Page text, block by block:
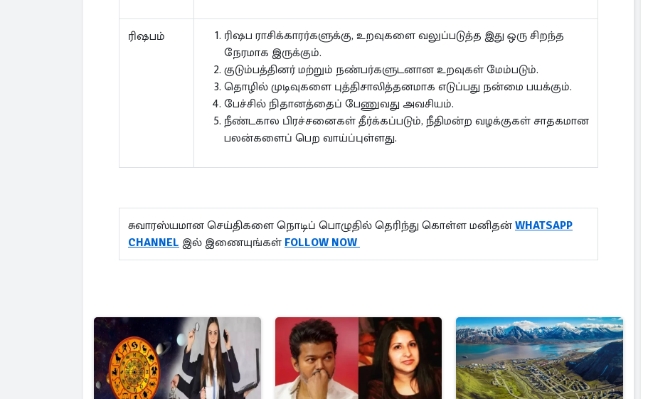
ரிஷபம்
ரிஷப ராசிக்காரர்களுக்கு, உறவுகளை வலுப்படுத்த இது ஒரு சிறந்த
நேரமாக இருக்கும்.
குடும்பத்தினர் மற்றும் நண்பர்களுடனான உறவுகள் மேம்படும்.
தொழில் முடிவுகளை புத்திசாலித்தனமாக எடுப்பது நன்மை பயக்கும்.
பேச்சில் நிதானத்தைப் பேணுவது அவசியம்.
நீண்டகால பிரச்சனைகள் தீர்க்கப்படும், நீதிமன்ற வழக்குகள் சாதகமான
பலன்களைப் பெற வாய்ப்புள்ளது.
சுவாரஸ்யமான செய்திகளை நொடிப் பொழுதில் தெரிந்து கொள்ள மனிதன் WHATSAPP
CHANNEL இல் இணையுங்கள் FOLLOW NOW